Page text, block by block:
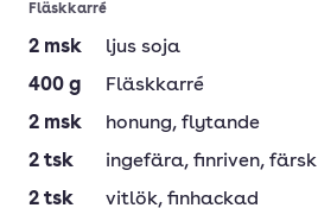
Fläskkarré
2 msk
ljus soja
400 g
Fläskkarré
2 msk honung, flytande
2 tsk ingefära, finriven, färsk
2 tsk vitlök, finhackad